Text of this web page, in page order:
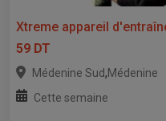
Xtreme appareil
59 DT
Médenine Sud,Médenine
Cette semaine